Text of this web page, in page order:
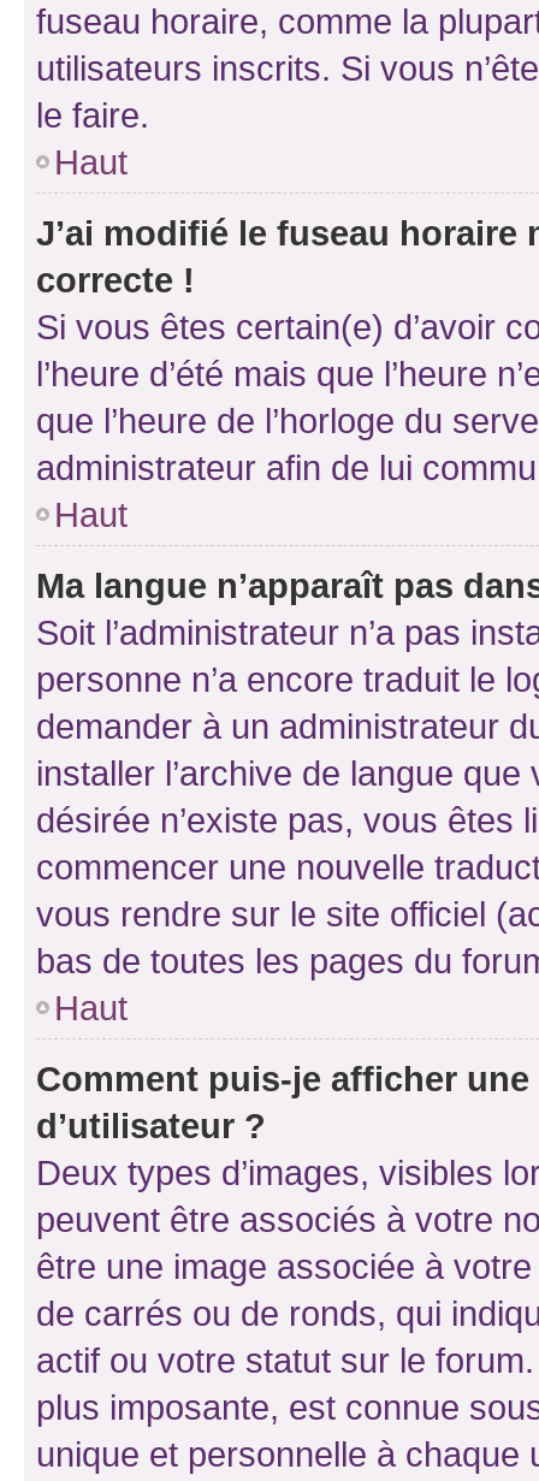
fuseau horaire, comme la
utilisateurs inscrits. Si vous
le faire.
Haut
J’ai modifié le fuseau horaire
correcte !
Si vous êtes certain(e) d’avoir
l’heure d’été mais que l’heure
que l’heure de l’horloge du
administrateur afin de lui
Haut
Ma langue n’apparaît pas
Soit l’administrateur n’a pas
personne n’a encore traduit le
demander à un administrateur
installer l’archive de langue
désirée n’existe pas, vous êtes
commencer une nouvelle
vous rendre sur le site officiel
bas de toutes les pages du
Haut
Comment puis-je afficher
d’utilisateur ?
Deux types d’images, visibles
peuvent être associés à votre
être une image associée à
de carrés ou de ronds, qui
actif ou votre statut sur le
plus imposante, est connue
unique et personnelle à chaque